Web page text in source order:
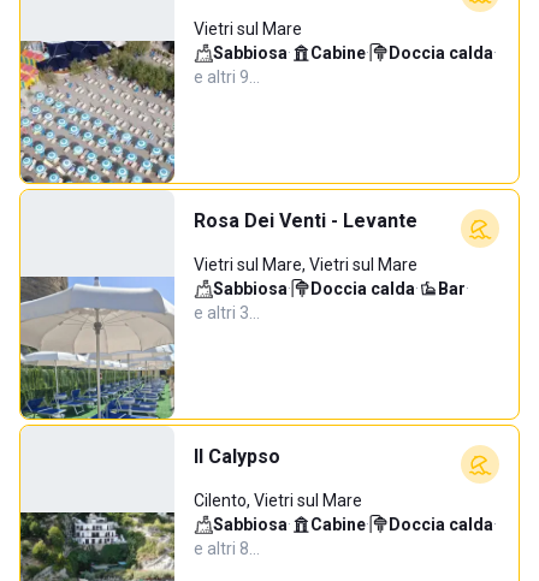
Vietri sul Mare
Sabbiosa· Cabine· Doccia calda·
e altri 9…
Rosa Dei Venti - Levante
Vietri sul Mare, Vietri sul Mare
Sabbiosa· Doccia calda· Bar·
e altri 3…
Il Calypso
Cilento, Vietri sul Mare
Sabbiosa· Cabine· Doccia calda·
e altri 8…